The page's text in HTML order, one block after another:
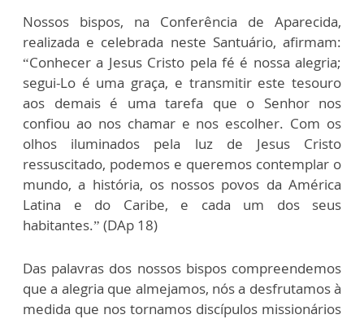
Nossos bispos, na Conferência de Aparecida,
realizada e celebrada neste Santuário, afirmam:
“Conhecer a Jesus Cristo pela fé é nossa alegria;
segui-Lo é uma graça, e transmitir este tesouro
aos demais é uma tarefa que o Senhor nos
confiou ao nos chamar e nos escolher. Com os
olhos iluminados pela luz de Jesus Cristo
ressuscitado, podemos e queremos contemplar o
mundo, a história, os nossos povos da América
Latina e do Caribe, e cada um dos seus
habitantes.” (DAp 18)
Das palavras dos nossos bispos compreendemos
que a alegria que almejamos, nós a desfrutamos à
medida que nos tornamos discípulos missionários